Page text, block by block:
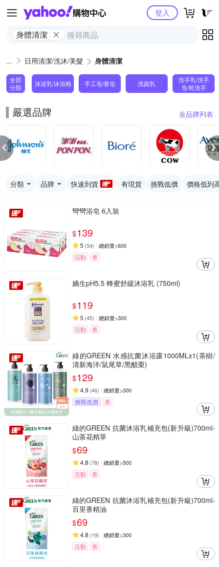
Yahoo購物中心
身體清潔
登入
日用清潔/洗沐/美髮 身體清潔
全部
分類
沐浴乳/沐浴精 手工皂/香皂 洗面乳
洗手乳/洗手
皂/乾洗手
嚴選品牌 全品牌列表
分類 品牌 快速到貨 有現貨 挑戰低價 價格低到
彎彎浴皂 6入裝
$139
5 (54) 總銷量>600
活動 券
嬌生pH5.5 蜂蜜舒緩沐浴乳 (750ml)
$119
5 (45) 總銷量>300
活動 券
綠的GREEN 水感抗菌沐浴露1000MLx1(茶樹/
清新海洋/鼠尾草/黑醋栗)
$129
4.9 (46) 總銷量>300
挑戰低價 券
綠的GREEN 抗菌沐浴乳補充包(新升級)700ml-
山茶花精萃
$69
4.8 (78) 總銷量>500
活動 券
綠的GREEN 抗菌沐浴乳補充包(新升級)700ml-
百里香精油
$69
4.8 (19) 總銷量>300
活動 券